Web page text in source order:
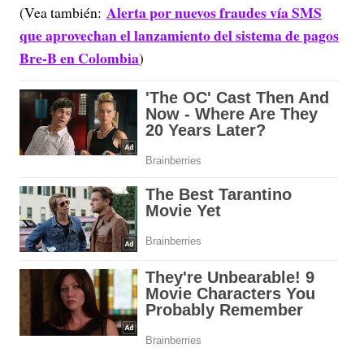
(Vea también: Alerta por nuevos fraudes vía SMS
que aprovechan el lanzamiento del sistema de pagos
Bre-B en Colombia)